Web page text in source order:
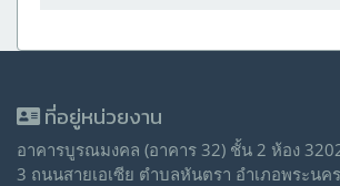
ที่อยู่หน่วยงาน
อาคารบูรณมงคล (อาคาร 32) ชั้น 2 ห้อง
3 ถนนสายเอเซีย ตำบลหันตรา อำเภอพระนค